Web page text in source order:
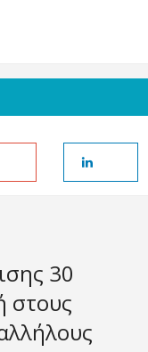
30
στους